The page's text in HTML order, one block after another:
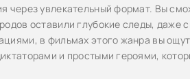
через увлекательный формат. Вы
оставили глубокие следы, даже
в фильмах этого жанра вы
и простыми героями,